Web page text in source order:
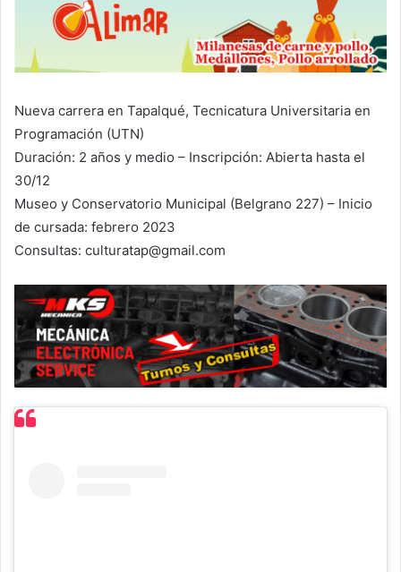
Nueva carrera en Tapalqué, Tecnicatura Universitaria en
Programación (UTN)
Duración: 2 años y medio – Inscripción: Abierta hasta el
30/12
Museo y Conservatorio Municipal (Belgrano 227) – Inicio
de cursada: febrero 2023
Consultas: culturatap@gmail.com